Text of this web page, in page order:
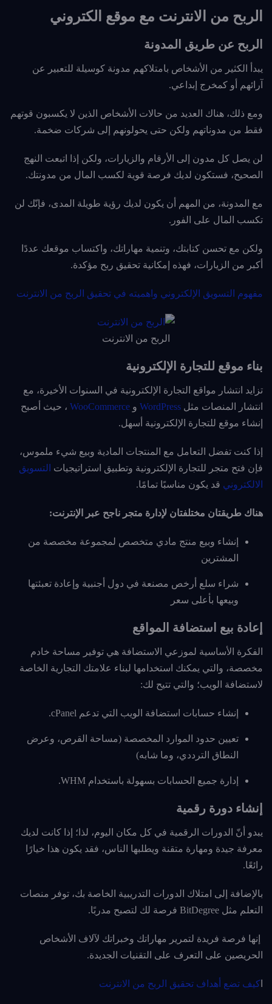
الربح من الانترنت مع موقع الكتروني
الربح عن طريق المدونة
يبدأ الكثير من الأشخاص بامتلاكهم مدونة كوسيلة للتعبير عن
آرائهم أو كمخرج إبداعي.
ومع ذلك، هناك العديد من حالات الأشخاص الذين لا يكسبون قوتهم
فقط من مدوناتهم ولكن حتى يحولونهم إلى شركات ضخمة.
لن يصل كل مدون إلى الأرقام والزيارات، ولكن إذا اتبعت النهج
الصحيح، فستكون لديك فرصة قوية لكسب المال من مدونتك.
مع المدونة، من المهم أن يكون لديك رؤية طويلة المدى، فإنّك لن
تكسب المال على الفور.
ولكن مع تحسن كتابتك، وتنمية مهاراتك، واكتساب موقعك عددًا
أكبر من الزيارات، فهذه إمكانية تحقيق ربح مؤكدة.
مفهوم التسويق الإلكتروني واهميته في تحقيق الربح من الانترنت
الربح من الانترنت
بناء موقع للتجارة الإلكترونية
تزايد انتشار مواقع التجارة الإلكترونية في السنوات الأخيرة، مع
انتشار المنصات مثل
و
، حيث أصبح
إنشاء موقع للتجارة الإلكترونية أسهل.
إذا كنت تفضل التعامل مع المنتجات المادية وبيع شيء ملموس،
فإن فتح متجر للتجارة الإلكترونية وتطبيق استراتيجيات التسويق
الالكتروني قد يكون مناسبًا تمامًا.
هناك طريقتان مختلفتان لإدارة متجر ناجح عبر الإنترنت:
إنشاء وبيع منتج مادي متخصص لمجموعة مخصصة من
المشترين
شراء سلع أرخص مصنعة في دول أجنبية وإعادة تعبئتها
وبيعها بأعلى سعر
إعادة بيع استضافة المواقع
الفكرة الأساسية لموزعي الاستضافة هي توفير مساحة خادم
مخصصة، والتي يمكنك استخدامها لبناء علامتك التجارية الخاصة
لاستضافة الويب؛ والتي تتيح لك:
إنشاء حسابات استضافة الويب التي تدعم cPanel.
تعيين حدود الموارد المخصصة (مساحة القرص، وعرض
النطاق الترددي، وما شابه)
إدارة جميع الحسابات بسهولة باستخدام WHM.
إنشاء دورة رقمية
يبدو أنّ الدورات الرقمية في كل مكان اليوم، لذا؛ إذا كانت لديك
معرفة جيدة ومهارة متقنة ويطلبها الناس، فقد يكون هذا خيارًا
رائعًا.
بالإضافة إلى امتلاك الدورات التدريبية الخاصة بك، توفر منصات
التعلم مثل BitDegree فرصة لك لتصبح مدربًا.
إنها فرصة فريدة لتمرير مهاراتك وخبراتك لآلاف الأشخاص
الحريصين على التعرف على التقنيات الجديدة.
كيف تضع أهداف تحقيق الربح من الانترنت